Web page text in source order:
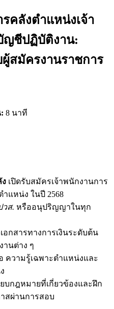
คลังตำแหน่งเจ้า
ญชีปฏิบัติงาน:
สมัครงานราชการ
8 นาที
ง เปิดรับสมัครเจ้าพนักงานการ
แหน่ง ในปี 2568
วส. หรืออนุปริญญาในทุก
กสารทางการเงินระดับต้น
านต่าง ๆ
ความรู้เฉพาะตำแหน่งและ
บกฎหมายที่เกี่ยวข้องและฝึก
สผ่านการสอบ